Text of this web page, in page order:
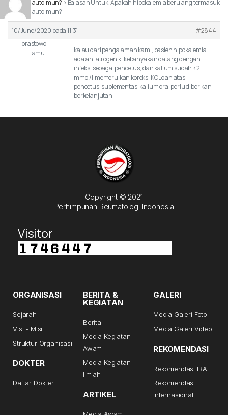
penyakit autoimun? › Balasan Untuk: Apakah hipokalemia berulang termasuk
penyakit autoimun?
10/June/2020 pada 11:31
#2844
prastowo
Tamu
kalau dari pengalaman kami, pasien hipokalemia
adalah iatrogenik, kebanyakan datang dengan
infeksi sebagai pencetus, dan kalium sudah <2
mmol/l,memerulkan koreksi KCL dan atasi
pencetus. suplementasi kalium oral perlu diberikan
berkelanjutan.
Copyright © 2021
Perhimpunan Reumatologi Indonesia
Visitor
ORGANISASI
Sejarah
Visi - Misi
Struktur Organisasi
DOKTER
Daftar Dokter
BERITA &
KEGIATAN
Berita
Media Kegiatan
Awam
Media Kegiatan
Ilmiah
ARTIKEL
GALERI
Media Galeri Foto
Media Galeri Video
REKOMENDASI
Rekomendasi IRA
Rekomendasi
Internasional